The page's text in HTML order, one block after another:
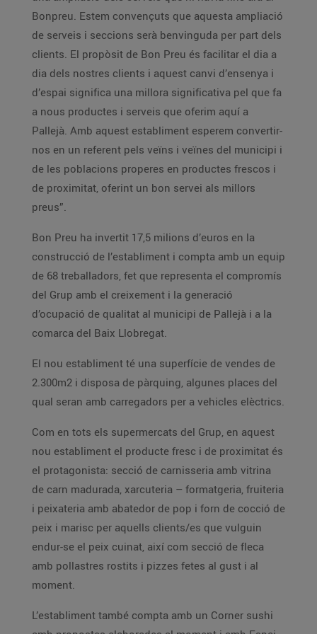
Bonpreu. Estem convençuts que aquesta ampliació
de serveis i seccions serà benvinguda per part dels
clients. El propòsit de Bon Preu és facilitar el dia a
dia dels nostres clients i aquest canvi d’ensenya i
d’espai significa una millora significativa pel que fa
a nous productes i serveis que oferim aquí a
Pallejà. Amb aquest establiment esperem convertir-
nos en un referent pels veïns i veïnes del municipi i
de les poblacions properes en productes frescos i
de proximitat, oferint un bon servei als millors
preus”.
Bon Preu ha invertit 17,5 milions d’euros en la
construcció de l’establiment i compta amb un equip
de 68 treballadors, fet que representa el compromís
del Grup amb el creixement i la generació
d’ocupació de qualitat al municipi de Pallejà i a la
comarca del Baix Llobregat.
El nou establiment té una superfície de vendes de
2.300m2 i disposa de pàrquing, algunes places del
qual seran amb carregadors per a vehicles elèctrics.
Com en tots els supermercats del Grup, en aquest
nou establiment el producte fresc i de proximitat és
el protagonista: secció de carnisseria amb vitrina
de carn madurada, xarcuteria – formatgeria, fruiteria
i peixateria amb abatedor de pop i forn de cocció de
peix i marisc per aquells clients/es que vulguin
endur-se el peix cuinat, així com secció de fleca
amb pollastres rostits i pizzes fetes al gust i al
moment.
L’establiment també compta amb un Corner sushi